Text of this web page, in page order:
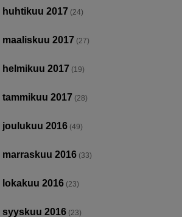
huhtikuu 2017 (24)
maaliskuu 2017 (27)
helmikuu 2017 (19)
tammikuu 2017 (28)
joulukuu 2016 (49)
marraskuu 2016 (33)
lokakuu 2016 (23)
syyskuu 2016 (23)